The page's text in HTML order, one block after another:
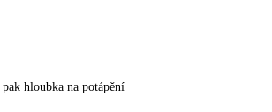
hloubka na potápění